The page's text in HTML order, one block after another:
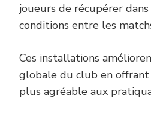
joueurs de récupérer
conditions entre les
Ces installations
globale du club en
plus agréable aux